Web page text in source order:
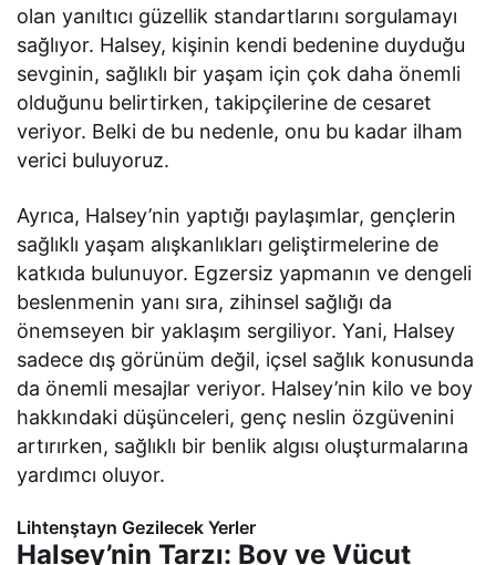
olan yanıltıcı güzellik standartlarını sorgulamayı
sağlıyor. Halsey, kişinin kendi bedenine duyduğu
sevginin, sağlıklı bir yaşam için çok daha önemli
olduğunu belirtirken, takipçilerine de cesaret
veriyor. Belki de bu nedenle, onu bu kadar ilham
verici buluyoruz.
Ayrıca, Halsey’nin yaptığı paylaşımlar, gençlerin
sağlıklı yaşam alışkanlıkları geliştirmelerine de
katkıda bulunuyor. Egzersiz yapmanın ve dengeli
beslenmenin yanı sıra, zihinsel sağlığı da
önemseyen bir yaklaşım sergiliyor. Yani, Halsey
sadece dış görünüm değil, içsel sağlık konusunda
da önemli mesajlar veriyor. Halsey’nin kilo ve boy
hakkındaki düşünceleri, genç neslin özgüvenini
artırırken, sağlıklı bir benlik algısı oluşturmalarına
yardımcı oluyor.
Lihtenştayn Gezilecek Yerler
Halsey’nin Tarzı: Boy ve Vücut